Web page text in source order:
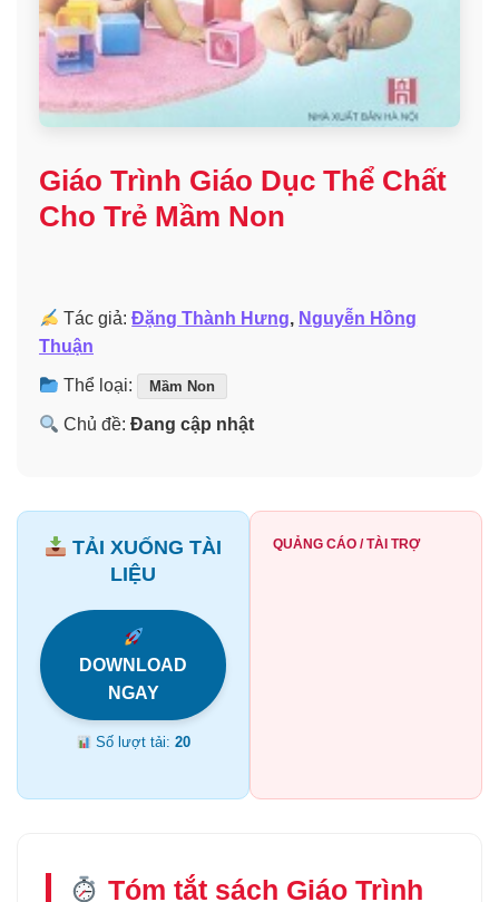
Giáo Trình Giáo Dục Thể Chất
Cho Trẻ Mầm Non
Tác giả:Đặng Thành Hưng, Nguyễn Hồng
Thuận
Thể loại: Mầm Non
Chủ đề:Đang cập nhật
TẢI XUỐNG TÀI
LIỆU
DOWNLOAD
NGAY
Số lượt tải:20
QUẢNG CÁO / TÀI TRỢ
Tóm tắt sách Giáo Trình